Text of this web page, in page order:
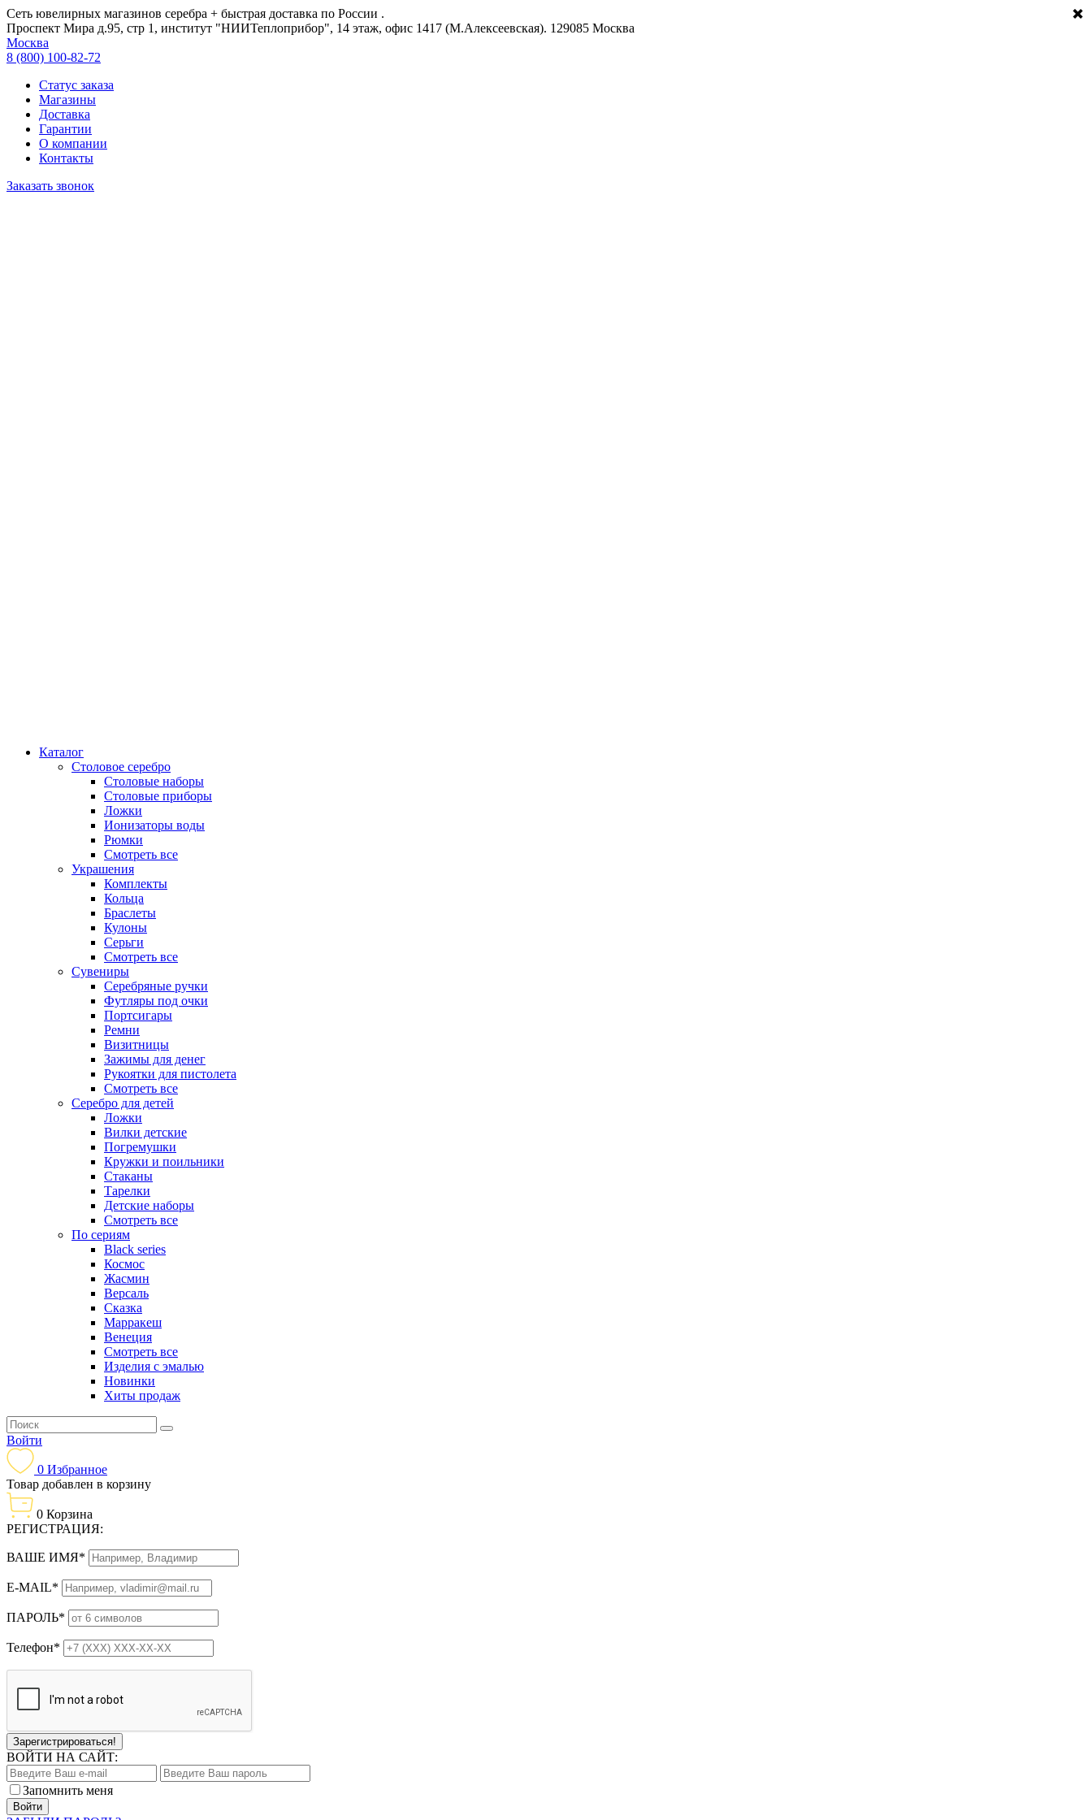
Сеть ювелирных магазинов серебра + быстрая доставка по России .
Проспект Мира д.95, стр 1, институт "НИИТеплоприбор", 14 этаж, офис 1417 (М.Алексеевская). 129085 Москва
Москва
8 (800) 100-82-72
Статус заказа
Магазины
Доставка
Гарантии
О компании
Контакты
Заказать звонок
Каталог
Столовое серебро
Столовые наборы
Столовые приборы
Ложки
Ионизаторы воды
Рюмки
Смотреть все
Украшения
Комплекты
Кольца
Браслеты
Кулоны
Серьги
Смотреть все
Сувениры
Серебряные ручки
Футляры под очки
Портсигары
Ремни
Визитницы
Зажимы для денег
Рукоятки для пистолета
Смотреть все
Серебро для детей
Ложки
Вилки детские
Погремушки
Кружки и поильники
Стаканы
Тарелки
Детские наборы
Смотреть все
По сериям
Black series
Космос
Жасмин
Версаль
Сказка
Марракеш
Венеция
Смотреть все
Изделия с эмалью
Новинки
Хиты продаж
Войти
0 Избранное
Товар добавлен в корзину
0 Корзина
РЕГИСТРАЦИЯ:
ВАШЕ ИМЯ*
E-MAIL*
ПАРОЛЬ*
Телефон*
Зарегистрироваться!
ВОЙТИ НА САЙТ:
Запомнить меня